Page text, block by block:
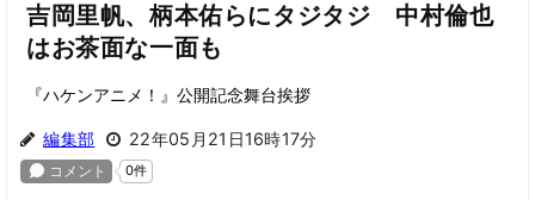
吉岡里帆、柄本佑らにタジタジ 中村倫也
はお茶面な一面も
『ハケンアニメ！』公開記念舞台挨拶
編集部 22年05月21日16時17分